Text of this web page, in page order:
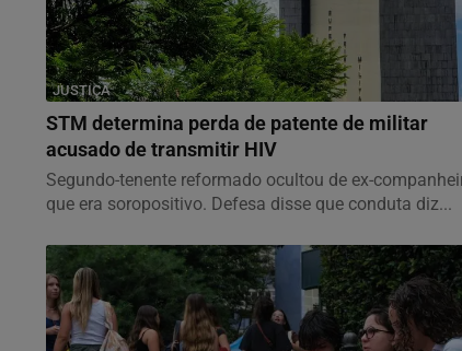
JUSTIÇA
STM determina perda de patente de militar
acusado de transmitir HIV
Segundo-tenente reformado ocultou de ex-
que era soropositivo. Defesa disse que conduta diz...